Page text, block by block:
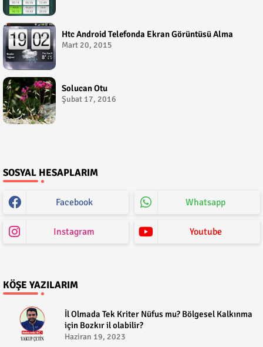
Htc Android Telefonda Ekran Görüntüsü Alma
Mart 20, 2015
Solucan Otu
Şubat 17, 2016
SOSYAL HESAPLARIM
Facebook Whatsapp
Instagram Youtube
KÖŞE YAZILARIM
​İl Olmada Tek Kriter Nüfus mu? Bölgesel Kalkınma
için Bozkır il olabilir?
Haziran 19, 2023